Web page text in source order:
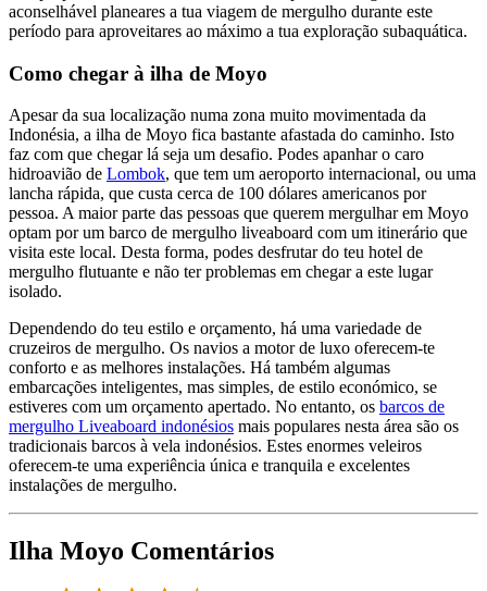
aconselhável planeares a tua viagem de mergulho durante este
período para aproveitares ao máximo a tua exploração subaquática.
Como chegar à ilha de Moyo
Apesar da sua localização numa zona muito movimentada da
Indonésia, a ilha de Moyo fica bastante afastada do caminho. Isto
faz com que chegar lá seja um desafio. Podes apanhar o caro
hidroavião de Lombok, que tem um aeroporto internacional, ou uma
lancha rápida, que custa cerca de 100 dólares americanos por
pessoa. A maior parte das pessoas que querem mergulhar em Moyo
optam por um barco de mergulho liveaboard com um itinerário que
visita este local. Desta forma, podes desfrutar do teu hotel de
mergulho flutuante e não ter problemas em chegar a este lugar
isolado.
Dependendo do teu estilo e orçamento, há uma variedade de
cruzeiros de mergulho. Os navios a motor de luxo oferecem-te
conforto e as melhores instalações. Há também algumas
embarcações inteligentes, mas simples, de estilo económico, se
estiveres com um orçamento apertado. No entanto, os barcos de
mergulho Liveaboard indonésios mais populares nesta área são os
tradicionais barcos à vela indonésios. Estes enormes veleiros
oferecem-te uma experiência única e tranquila e excelentes
instalações de mergulho.
Ilha Moyo Comentários